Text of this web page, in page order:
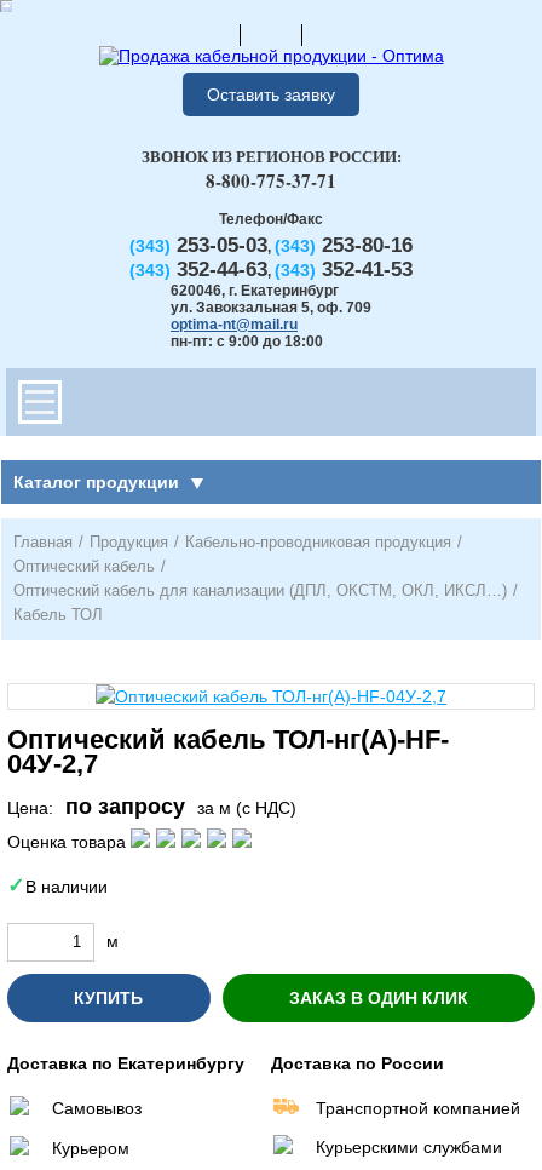
Оставить заявку
Телефон/Факс
(343) 253-05-03, (343) 253-80-16
(343) 352-44-63, (343) 352-41-53
620046, г. Екатеринбург
ул. Завокзальная 5, оф. 709
optima-nt@mail.ru
пн-пт: с 9:00 до 18:00
ЗВОНОК ИЗ РЕГИОНОВ РОССИИ:
8-800-775-37-71
Каталог продукции
Главная / Продукция / Кабельно-проводниковая продукция /
Оптический кабель /
Оптический кабель для канализации (ДПЛ, ОКСТМ, ОКЛ, ИКСЛ…) /
Кабель ТОЛ
Оптический кабель ТОЛ-нг(A)-HF-
04У-2,7
Цена: по запросу
за м (с НДС)
Оценка товара
В наличии
м
КУПИТЬ ЗАКАЗ В ОДИН КЛИК
Доставка по Екатеринбургу
Самовывоз
Курьером
Доставка по России
Транспортной компанией
Курьерскими службами